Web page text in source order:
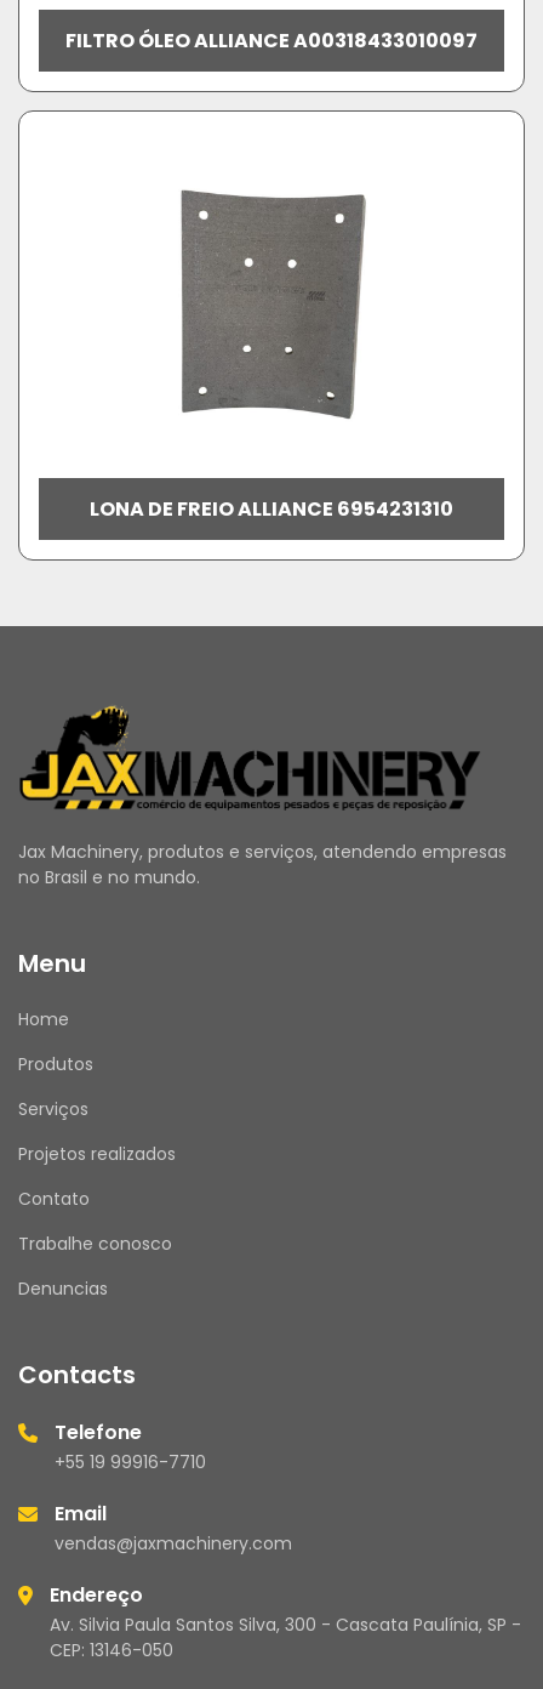
FILTRO ÓLEO ALLIANCE A00318433010097
LONA DE FREIO ALLIANCE 6954231310
Jax Machinery, produtos e serviços, atendendo empresas
no Brasil e no mundo.
Menu
Home
Produtos
Serviços
Projetos realizados
Contato
Trabalhe conosco
Denuncias
Contacts
Telefone
+55 19 99916-7710
Email
vendas@jaxmachinery.com
Endereço
Av. Silvia Paula Santos Silva, 300 - Cascata Paulínia, SP -
CEP: 13146-050